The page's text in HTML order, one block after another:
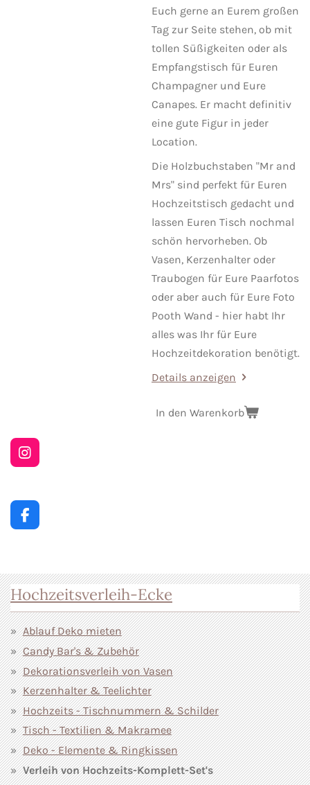
Euch gerne an Eurem großen
Tag zur Seite stehen, ob mit
tollen Süßigkeiten oder als
Empfangstisch für Euren
Champagner und Eure
Canapes. Er macht definitiv
eine gute Figur in jeder
Location.
Die Holzbuchstaben "Mr and
Mrs" sind perfekt für Euren
Hochzeitstisch gedacht und
lassen Euren Tisch nochmal
schön hervorheben. Ob
Vasen, Kerzenhalter oder
Traubogen für Eure Paarfotos
oder aber auch für Eure Foto
Pooth Wand - hier habt Ihr
alles was Ihr für Eure
Hochzeitdekoration benötigt.
Details anzeigen
In den Warenkorb
I
n
t
a
gF
a
b
o
o
k
Hochzeitsverleih-Ecke
Ablauf Deko mieten
Candy Bar's & Zubehör
Dekorationsverleih von Vasen
Kerzenhalter & Teelichter
Hochzeits - Tischnummern & Schilder
Tisch - Textilien & Makramee
Deko - Elemente & Ringkissen
Verleih von Hochzeits-Komplett-Set's